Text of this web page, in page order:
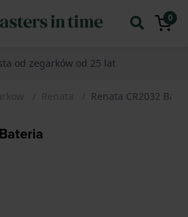
0
od zegarków od 25 lat
Renata Renata CR2032